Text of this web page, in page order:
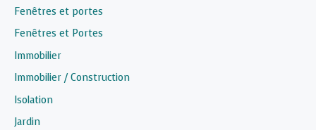
Fenêtres et portes
Fenêtres et Portes
Immobilier
Immobilier / Construction
Isolation
Jardin